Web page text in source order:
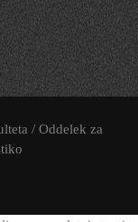
/ Oddelek za